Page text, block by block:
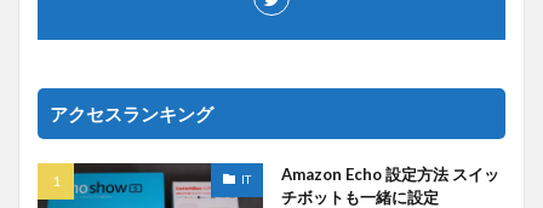
アクセスランキング
IT
Amazon Echo 設定方法 スイッ
チボットも一緒に設定